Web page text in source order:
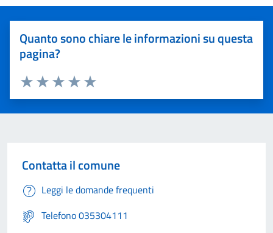
Quanto sono chiare le informazioni su questa
pagina?
Valuta 5 stelle su 5
Valuta 4 stelle su 5
Valuta 3 stelle su 5
Valuta 2 stelle su 5
Valuta 1 stelle su 5
Contatta il comune
Leggi le domande frequenti
Telefono 035304111